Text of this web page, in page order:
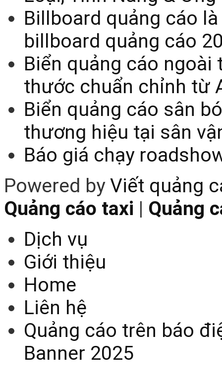
Billboard quảng cáo
billboard quảng cáo
Biển quảng cáo
thước chuẩn chỉnh từ
Biển quảng cáo sân
thương hiệu tại sân
Báo giá chạy
Powered byViết quảng
Quảng cáo taxi | Quảng
Dịch vụ
Giới thiệu
Home
Liên hệ
Quảng cáo trên báo
Banner 2025